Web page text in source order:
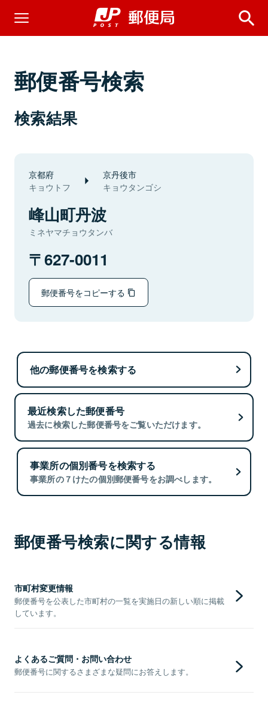
郵便番号検索
検索結果
京都府
キョウトフ
京丹後市
キョウタンゴシ
峰山町丹波
ミネヤマチョウタンバ
627-0011
郵便番号をコピーする
他の郵便番号を検索する
最近検索した郵便番号
過去に検索した郵便番号をご覧いただけます。
事業所の個別番号を検索する
事業所の７けたの個別郵便番号をお調べします。
郵便番号検索に関する情報
市町村変更情報
郵便番号を公表した市町村の一覧を実施日の新しい順に掲載
しています。
よくあるご質問・お問い合わせ
郵便番号に関するさまざまな疑問にお答えします。